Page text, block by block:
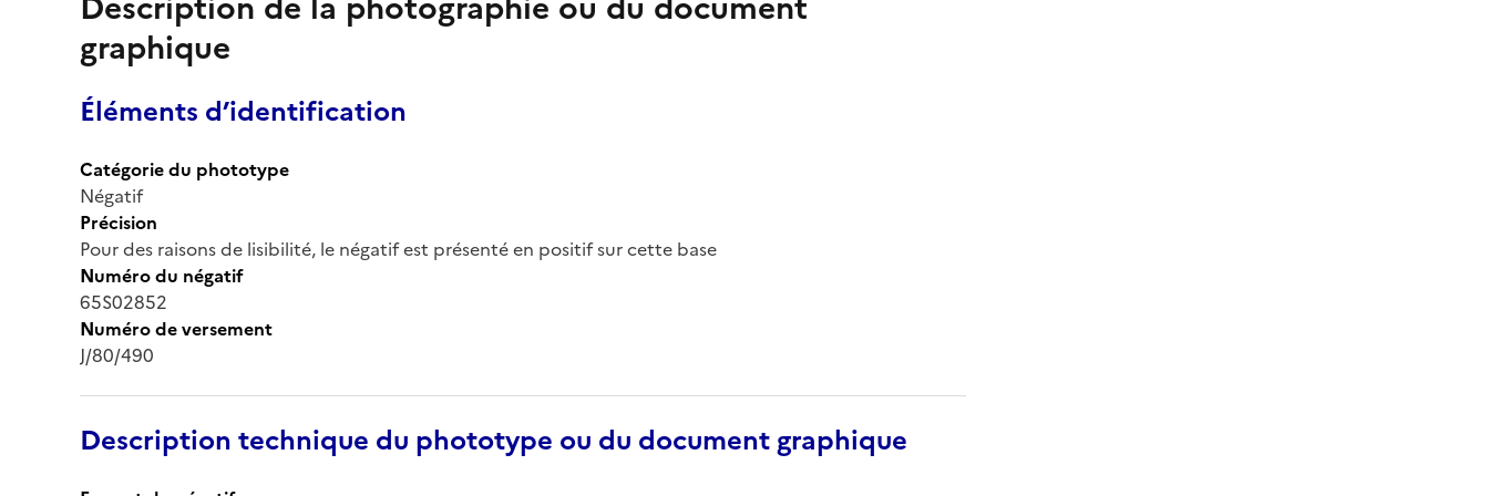
graphique
Éléments d’identification
Catégorie du phototype
Négatif
Précision
Pour des raisons de lisibilité, le négatif est présenté en positif sur cette base
Numéro du négatif
65S02852
Numéro de versement
J/80/490
Description technique du phototype ou du document graphique